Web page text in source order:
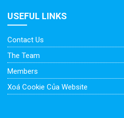
USEFUL LINKS
Contact Us
The Team
Members
Xoá Cookie Của Website